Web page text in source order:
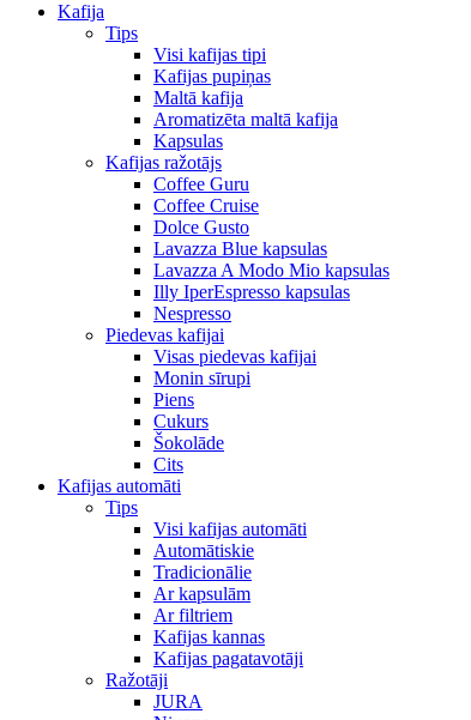
Kafija
Tips
Visi kafijas tipi
Kafijas pupiņas
Maltā kafija
Aromatizēta maltā kafija
Kapsulas
Kafijas ražotājs
Coffee Guru
Coffee Cruise
Dolce Gusto
Lavazza Blue kapsulas
Lavazza A Modo Mio kapsulas
Illy IperEspresso kapsulas
Nespresso
Piedevas kafijai
Visas piedevas kafijai
Monin sīrupi
Piens
Cukurs
Šokolāde
Cits
Kafijas automāti
Tips
Visi kafijas automāti
Automātiskie
Tradicionālie
Ar kapsulām
Ar filtriem
Kafijas kannas
Kafijas pagatavotāji
Ražotāji
JURA